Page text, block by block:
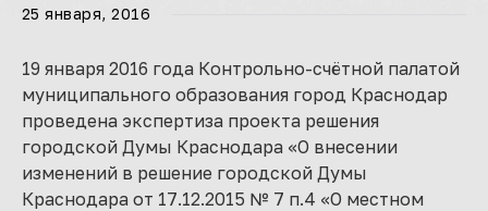
25 января, 2016
19 января 2016 года Контрольно-счётной палатой
муниципального образования город Краснодар
проведена экспертиза проекта решения
городской Думы Краснодара «О внесении
изменений в решение городской Думы
Краснодара от 17.12.2015 № 7 п.4 «О местном